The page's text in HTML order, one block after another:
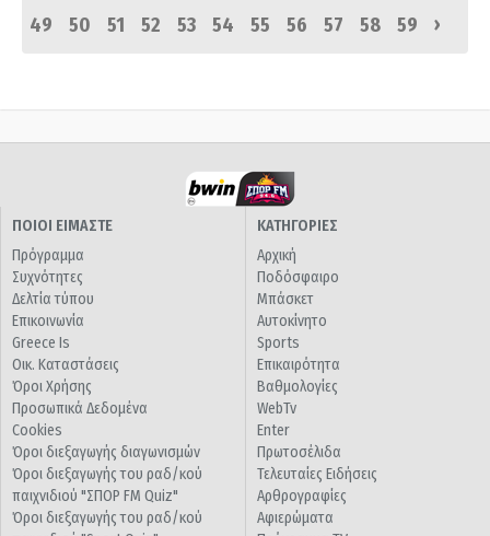
49
50 51 52 53 54 55 56 57 58 59 ›
ΠΟΙΟΙ ΕΙΜΑΣΤΕ
Πρόγραμμα
Συχνότητες
Δελτία τύπου
Επικοινωνία
Greece Is
Οικ. Καταστάσεις
Όροι Χρήσης
Προσωπικά Δεδομένα
Cookies
Όροι διεξαγωγής διαγωνισμών
Όροι διεξαγωγής του ραδ/κού
παιχνιδιού "ΣΠΟΡ FM Quiz"
Όροι διεξαγωγής του ραδ/κού
ΚΑΤΗΓΟΡΙΕΣ
Αρχική
Ποδόσφαιρο
Μπάσκετ
Αυτοκίνητο
Sports
Επικαιρότητα
Βαθμολογίες
WebTv
Enter
Πρωτοσέλιδα
Τελευταίες Ειδήσεις
Αρθρογραφίες
Αφιερώματα